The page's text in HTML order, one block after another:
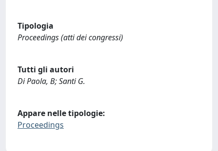
Tipologia
Proceedings (atti dei congressi)
Tutti gli autori
Di Paola, B; Santi G.
Appare nelle tipologie:
Proceedings